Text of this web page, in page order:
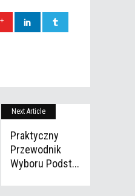
Next Article
Praktyczny
Przewodnik
Wyboru Podst...